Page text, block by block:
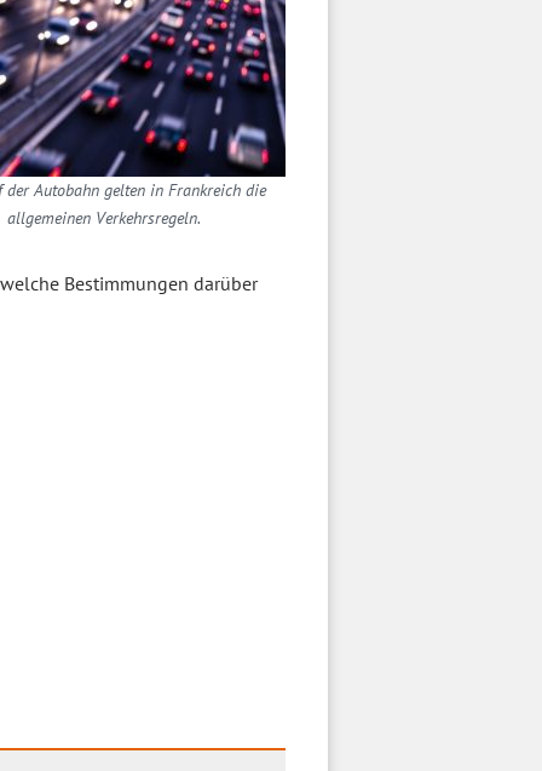
der Autobahn gelten in Frankreich die
allgemeinen Verkehrsregeln.
Bestimmungen darüber